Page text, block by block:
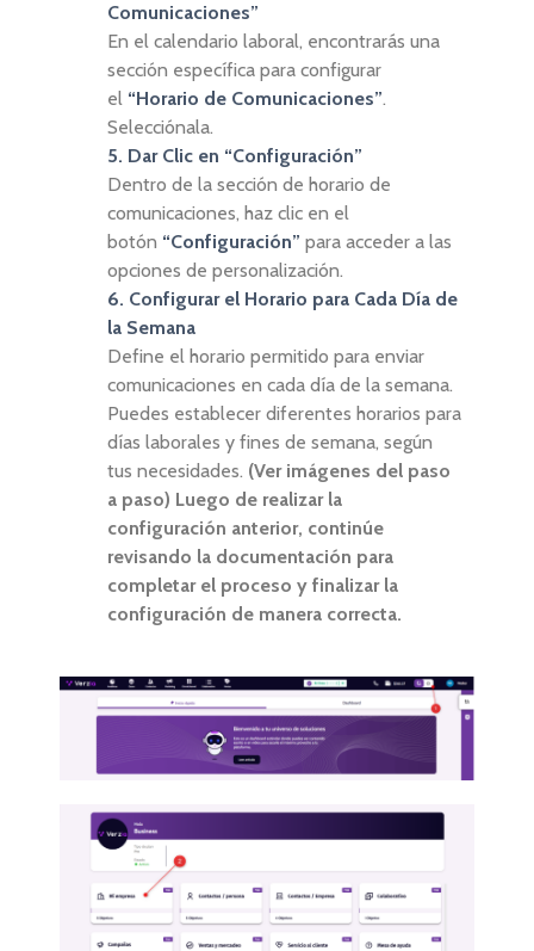
Comunicaciones”
En el calendario laboral, encontrarás una
sección específica para configurar
el “Horario de Comunicaciones”.
Selecciónala.
5. Dar Clic en “Configuración”
Dentro de la sección de horario de
comunicaciones, haz clic en el
botón “Configuración” para acceder a las
opciones de personalización.
6. Configurar el Horario para Cada Día de
la Semana
Define el horario permitido para enviar
comunicaciones en cada día de la semana.
Puedes establecer diferentes horarios para
días laborales y fines de semana, según
tus necesidades. (Ver imágenes del paso
a paso) Luego de realizar la
configuración anterior, continúe
revisando la documentación para
completar el proceso y finalizar la
configuración de manera correcta.